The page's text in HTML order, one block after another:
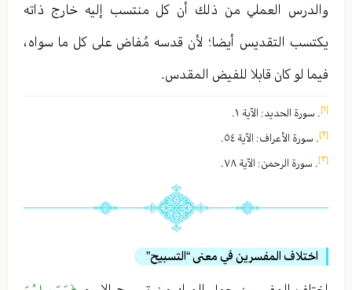
والدرس العملي من ذلك أن كل منتسب إليه خارج ذاته
يكتسب التقديس أيضا ؛ لأن قدسه مُفاض على كل ما سواه ،
فيما لو كان قابلا للفيض المقدس .
[١] . سورة الحديد : الآية ١ .
[٢] . سورة الأعراف : الآية ٥٤ .
[٣] . سورة الرحمن : الآية ٧٨ .
اختلاف المفسرين في معنى “التسبيح”